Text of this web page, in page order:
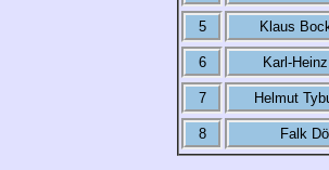
5 Klaus
6 Karl-
7 Helmut
8 Falk